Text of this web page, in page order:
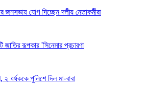
জনসভায় যোগ দিচ্ছেন দলীয় নেতাকর্মীরা
রূপকার ’সিনেমার প্রচারণা
২ ধর্ষককে পুলিশে দিল মা-বাবা